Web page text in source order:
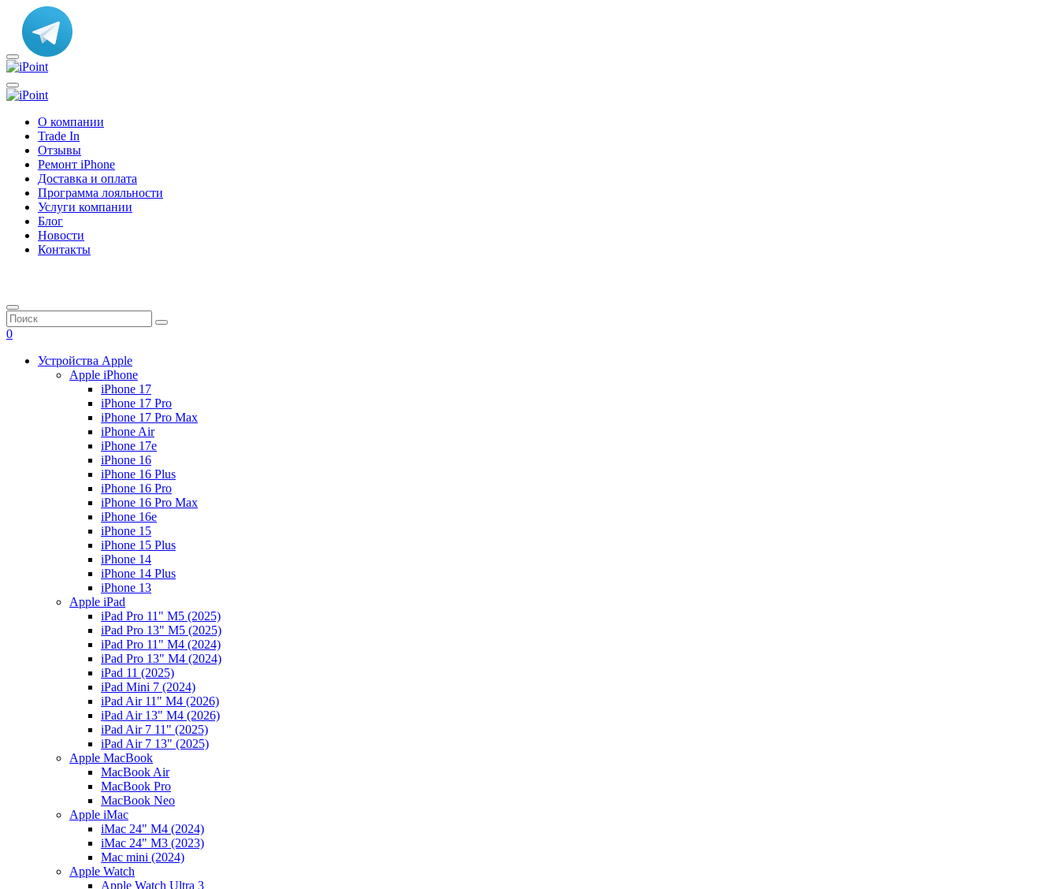
О компании
Trade In
Отзывы
Ремонт iPhone
Доставка и оплата
Программа лояльности
Услуги компании
Блог
Новости
Контакты
0
Устройства Apple
Apple iPhone
iPhone 17
iPhone 17 Pro
iPhone 17 Pro Max
iPhone Air
iPhone 17e
iPhone 16
iPhone 16 Plus
iPhone 16 Pro
iPhone 16 Pro Max
iPhone 16e
iPhone 15
iPhone 15 Plus
iPhone 14
iPhone 14 Plus
iPhone 13
Apple iPad
iPad Pro 11" M5 (2025)
iPad Pro 13" M5 (2025)
iPad Pro 11" M4 (2024)
iPad Pro 13" M4 (2024)
iPad 11 (2025)
iPad Mini 7 (2024)
iPad Air 11" M4 (2026)
iPad Air 13" M4 (2026)
iPad Air 7 11" (2025)
iPad Air 7 13" (2025)
Apple MacBook
MacBook Air
MacBook Pro
MacBook Neo
Apple iMac
iMac 24" M4 (2024)
iMac 24" M3 (2023)
Mac mini (2024)
Apple Watch
Apple Watch Ultra 3